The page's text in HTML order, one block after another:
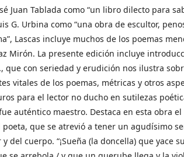
Juan Tablada como “un libro dilecto para
G. Urbina como “una obra de escultor,
Lascas incluye muchos de los poemas
Mirón. La presente edición incluye
que con seriedad y erudición nos ilustra
vitales de los poemas, métricas y otros
para el lector no ducho en sutilezas
auténtico maestro. Destaca en esta obra
poeta, que se atrevió a tener un agudísimo
del cuerpo. “¡Sueña (la doncella) que yace